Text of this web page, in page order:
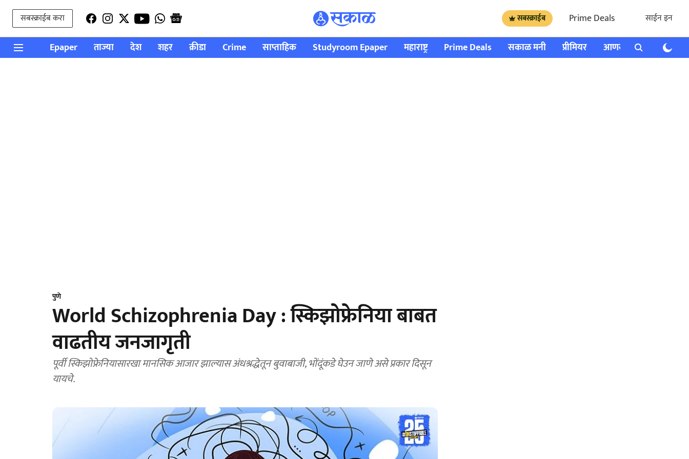
सबस्क्राईब करा सबस्क्राईब Prime Deals साईन इन
Epaper ताज्या देश शहर क्रीडा Crime साप्ताहिक Studyroom Epaper महाराष्ट्र Prime Deals सकाळ मनी प्रीमियर आणखी राशी भविष्य
पुणे
World Schizophrenia Day : स्किझोफ्रेनिया बाबत
वाढतीय जनजागृती
पूर्वी स्किझोफ्रेनियासारखा मानसिक आजार झाल्‍यास अंधश्रद्धेतून बुवाबाजी, भोंदूंकडे घेउन जाणे असे प्रकार दिसून
यायचे.